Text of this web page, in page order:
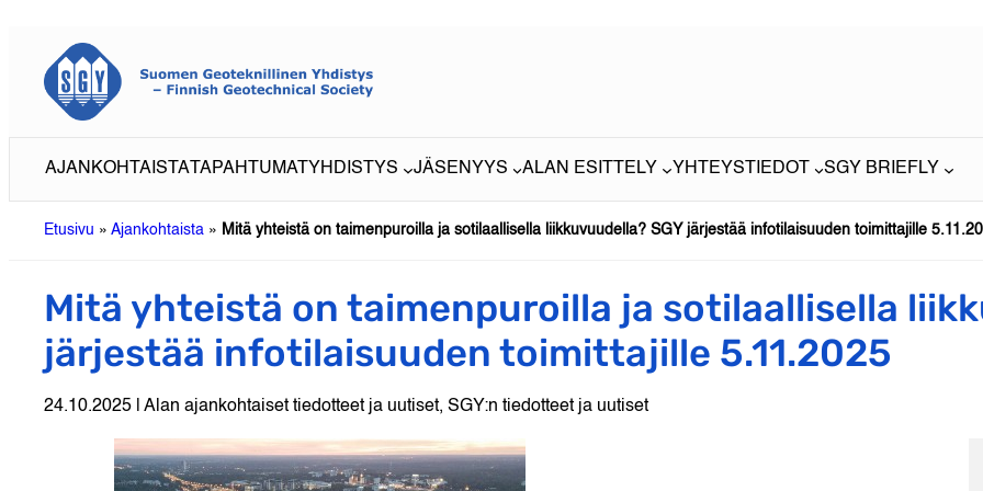
sisältöön
AJANKOHTAISTA TAPAHTUMAT YHDISTYS JÄSENYYS ALAN ESITTELY YHTEYSTIEDOT SGY BRIEFLY
Etusivu » Ajankohtaista » Mitä yhteistä on taimenpuroilla ja sotilaallisella liikkuvuudella? SGY järjestää infotilaisuuden toimittajille
Mitä yhteistä on taimenpuroilla ja sotilaallisella
järjestää infotilaisuuden toimittajille 5.11.2025
24.10.2025 | Alan ajankohtaiset tiedotteet ja uutiset, SGY:n tiedotteet ja uutiset